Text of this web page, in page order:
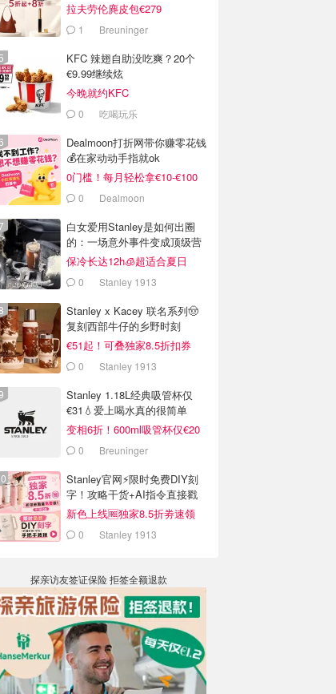
拉夫劳伦麂皮包€279
1 Breuninger
KFC 辣翅自助没吃爽？20个
€9.99继续炫
今晚就约KFC
0 吃喝玩乐
Dealmoon打折网带你赚零花钱
💰在家动动手指就ok
0门槛！每月轻松拿€10-€100
0 Dealmoon
白女爱用Stanley是如何出圈
的：一场意外事件变成顶级营
销案例
保冷长达12h🧊超适合夏日
0 Stanley 1913
Stanley x Kacey 联名系列🤠
复刻西部牛仔的乡野时刻
€51起！可叠独家8.5折扣券
0 Stanley 1913
Stanley 1.18L经典吸管杯仅
€31💧爱上喝水真的很简单
变相6折！600ml吸管杯仅€20
0 Breuninger
Stanley官网⚡️限时免费DIY刻
字！攻略干货+AI指令直接戳
新色上线🆓独家8.5折劵速领
0 Stanley 1913
探亲访友签证保险 拒签全额退款